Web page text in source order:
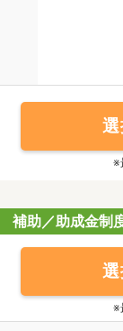
※
補助／助成金制
※